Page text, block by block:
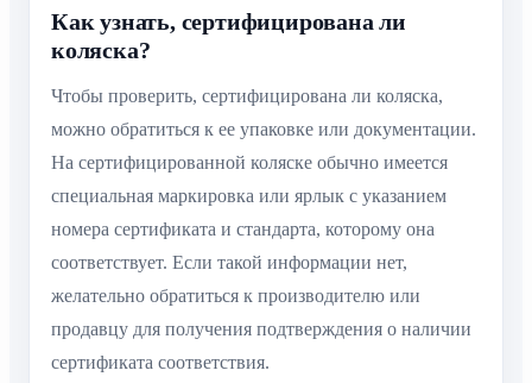
Как узнать, сертифицирована ли
коляска?
Чтобы проверить, сертифицирована ли коляска,
можно обратиться к ее упаковке или документации.
На сертифицированной коляске обычно имеется
специальная маркировка или ярлык с указанием
номера сертификата и стандарта, которому она
соответствует. Если такой информации нет,
желательно обратиться к производителю или
продавцу для получения подтверждения о наличии
сертификата соответствия.